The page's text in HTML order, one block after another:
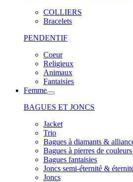
COLLIERS
Bracelets
PENDENTIF
Coeur
Religieux
Animaux
Fantaisies
Femme
BAGUES ET JONCS
Jacket
Trio
Bagues à diamants &
Bagues à pierres de
Bagues fantaisies
Joncs semi-éternité &
Joncs